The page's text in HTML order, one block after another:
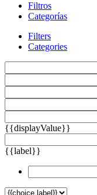
Filtros
Categorías
Filters
Categories
{{displayValue}}
{{label}}